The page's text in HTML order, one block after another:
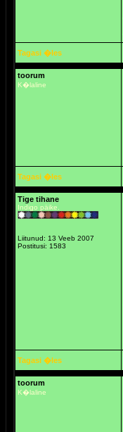
Tagasi �les
toorum
K�laline
Tagasi �les
Tige tihane
Indigo päike.
Liitunud: 13 Veeb 2007
Postitusi: 1583
Tagasi �les
toorum
K�laline